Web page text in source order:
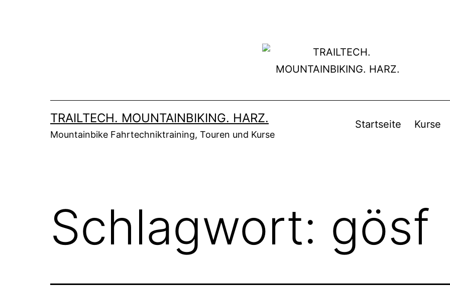
TRAILTECH. MOUNTAINBIKING. HARZ.
Mountainbike Fahrtechniktraining, Touren und Kurse
Startseite Kurse
Schlagwort: gösf